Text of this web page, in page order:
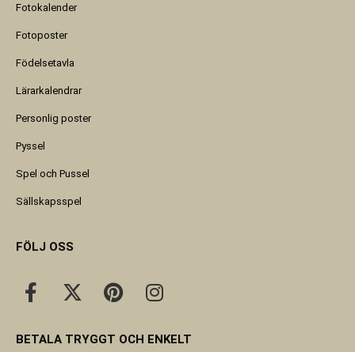
Fotokalender
Fotoposter
Födelsetavla
Lärarkalendrar
Personlig poster
Pyssel
Spel och Pussel
Sällskapsspel
FÖLJ OSS
BETALA TRYGGT OCH ENKELT